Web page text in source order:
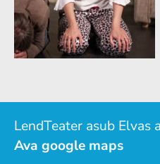
LendTeater asub Elvas
Ava google maps